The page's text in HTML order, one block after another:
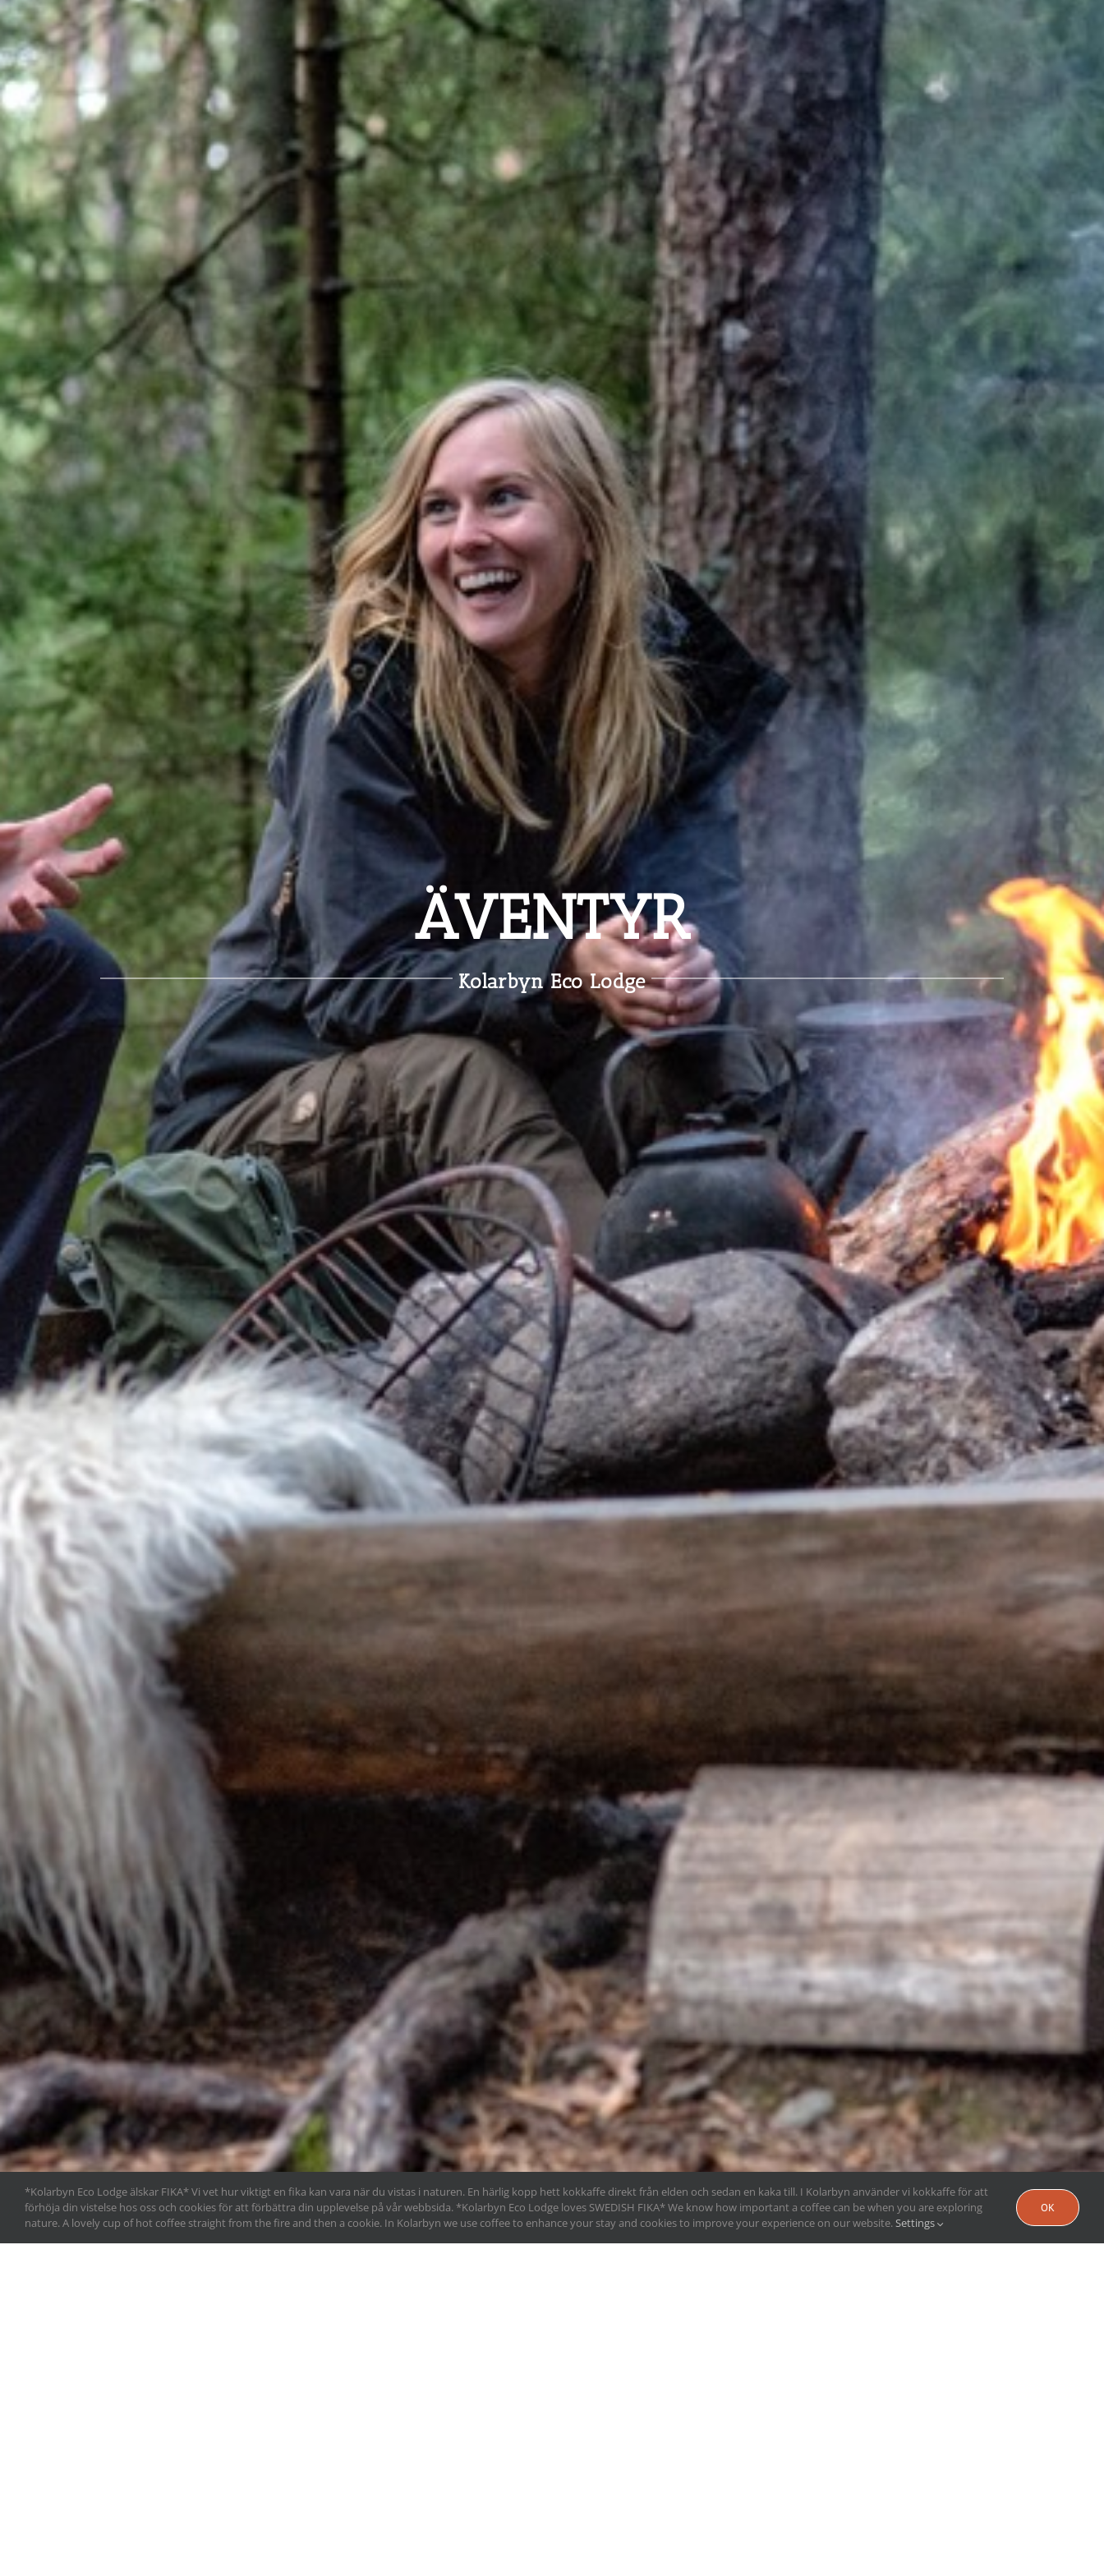
ÄVENTYR
Kolarbyn Eco Lodge
*Kolarbyn Eco Lodge älskar FIKA* Vi vet hur viktigt en fika kan vara när du vistas i naturen. En härlig kopp hett kokkaffe direkt från elden och sedan en kaka till. I Kolarbyn använder vi kokkaffe för att
förhöja din vistelse hos oss och cookies för att förbättra din upplevelse på vår webbsida. *Kolarbyn Eco Lodge loves SWEDISH FIKA* We know how important a coffee can be when you are exploring
nature. A lovely cup of hot coffee straight from the fire and then a cookie. In Kolarbyn we use coffee to enhance your stay and cookies to improve your experience on our website.Settings
OK